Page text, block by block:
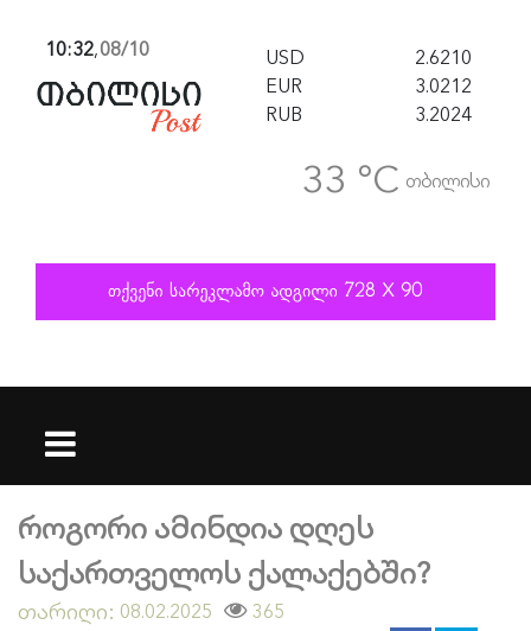
10:32,08/10 USD
2.6210
EUR
3.0212
RUB
3.2024
33 °C თბილისი
როგორი ამინდია დღეს
საქართველოს ქალაქებში?
თარიღი: 08.02.2025 365